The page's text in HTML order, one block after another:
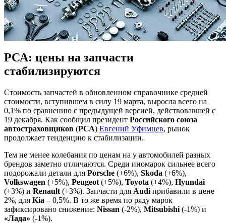
РСА: цены на запчасти
стабилизируются
Стоимость запчастей в обновленном справочнике средней
стоимости, вступившем в силу 19 марта, выросла всего на
0,1% по сравнению с предыдущей версией, действовавшей с
19 декабря. Как сообщил президент Российского союза
автостраховщиков (РСА) Евгений Уфимцев, рынок
продолжает тенденцию к стабилизации.
Тем не менее колебания по ценам на у автомобилей разных
брендов заметно отличаются. Среди иномарок сильнее всего
подорожали детали для Porsche (+6%), Skoda (+6%),
Volkswagen (+5%), Peugeot (+5%), Toyota (+4%), Hyundai
(+3%) и Renault (+3%). Запчасти для Audi прибавили в цене
2%, для Kia – 0,5%. В то же время по ряду марок
зафиксировано снижение: Nissan (-2%), Mitsubishi (-1%) и
«Лада» (-1%).